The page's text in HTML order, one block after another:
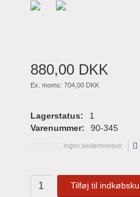
880,00 DKK
Ex. moms: 704,00 DKK
Lagerstatus:
1
Varenummer:
90-345
Ingen bedømmelser
Tilføj til